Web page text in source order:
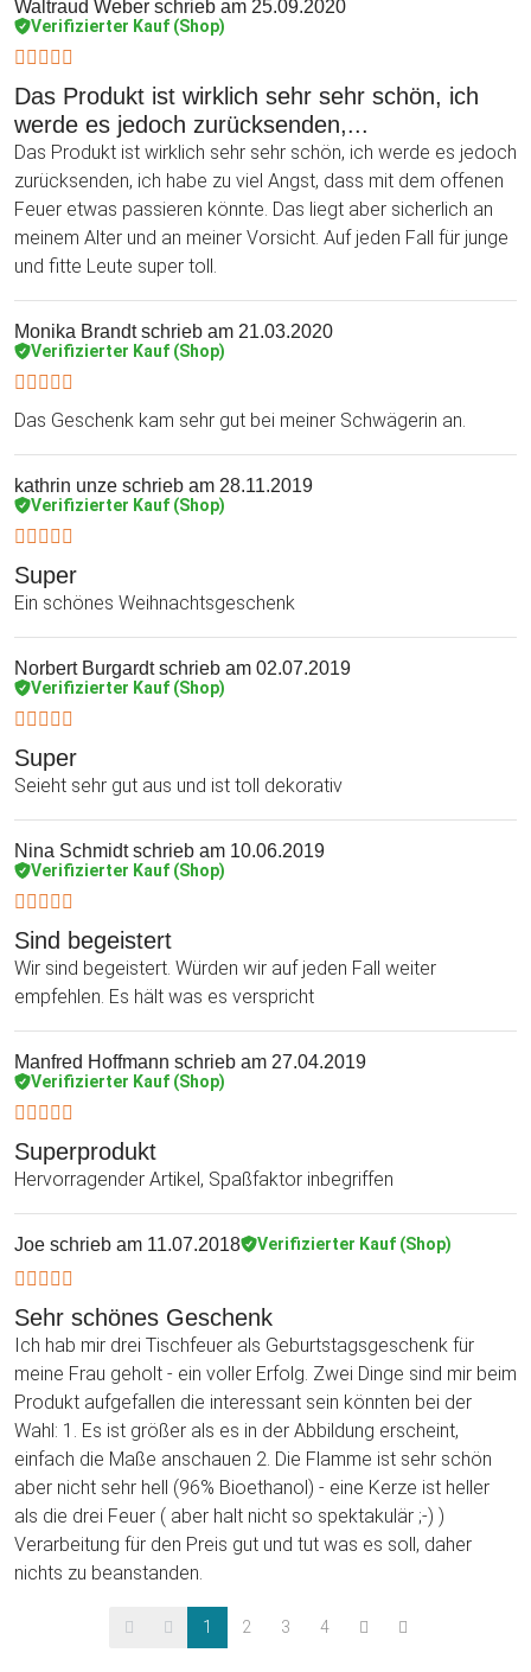
Waltraud Weber schrieb am 25.09.2020
Verifizierter Kauf (Shop)
Das Produkt ist wirklich sehr sehr schön, ich
werde es jedoch zurücksenden,...
Das Produkt ist wirklich sehr sehr schön, ich werde es jedoch
zurücksenden, ich habe zu viel Angst, dass mit dem offenen
Feuer etwas passieren könnte. Das liegt aber sicherlich an
meinem Alter und an meiner Vorsicht. Auf jeden Fall für junge
und fitte Leute super toll.
Monika Brandtschrieb am 21.03.2020
Verifizierter Kauf (Shop)
Das Geschenk kam sehr gut bei meiner Schwägerin an.
kathrin unze schrieb am 28.11.2019
Verifizierter Kauf (Shop)
Super
Ein schönes Weihnachtsgeschenk
Norbert Burgardtschrieb am 02.07.2019
Verifizierter Kauf (Shop)
Super
Seieht sehr gut aus und ist toll dekorativ
Nina Schmidtschrieb am 10.06.2019
Verifizierter Kauf (Shop)
Sind begeistert
Wir sind begeistert. Würden wir auf jeden Fall weiter
empfehlen. Es hält was es verspricht
Manfred Hoffmann schrieb am 27.04.2019
Verifizierter Kauf (Shop)
Superprodukt
Hervorragender Artikel, Spaßfaktor inbegriffen
Joe schrieb am 11.07.2018 Verifizierter Kauf (Shop)
Sehr schönes Geschenk
Ich hab mir drei Tischfeuer als Geburtstagsgeschenk für
meine Frau geholt - ein voller Erfolg. Zwei Dinge sind mir beim
Produkt aufgefallen die interessant sein könnten bei der
Wahl: 1. Es ist größer als es in der Abbildung erscheint,
einfach die Maße anschauen 2. Die Flamme ist sehr schön
aber nicht sehr hell (96% Bioethanol) - eine Kerze ist heller
als die drei Feuer ( aber halt nicht so spektakulär ;-) )
Verarbeitung für den Preis gut und tut was es soll, daher
nichts zu beanstanden.
1 2 3 4